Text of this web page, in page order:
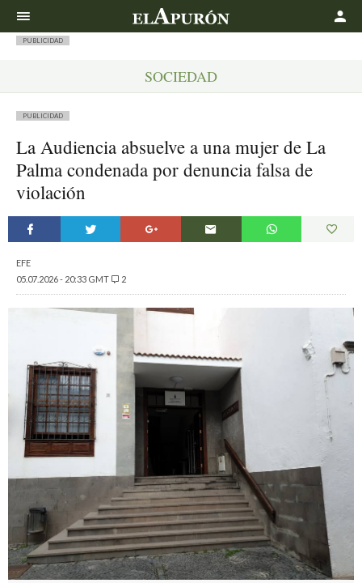
PUBLICIDAD
SOCIEDAD
PUBLICIDAD
La Audiencia absuelve a una mujer de La
Palma condenada por denuncia falsa de
violación
EFE
05.07.2026 - 20:33 GMT
2